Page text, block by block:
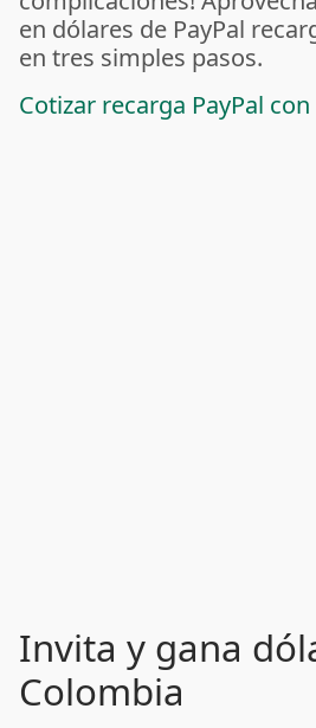
en dólares de PayPal
en tres simples pasos.
Cotizar recarga PayPal
Invita y gana
Colombia